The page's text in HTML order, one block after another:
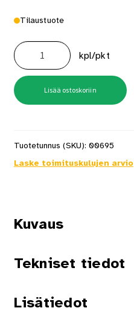
Tilaustuote
Porakone
Pro
Gsr
12v-
32
Fc
Solo
määrä
kpl/pkt
Lisää ostoskoriin
Tuotetunnus (SKU): 00695
Laske toimituskulujen arvio
Kuvaus
Tekniset tiedot
Lisätiedot